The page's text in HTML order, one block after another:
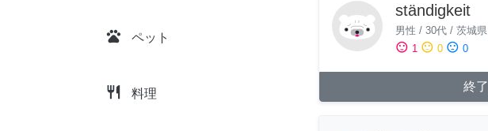
pets ペット
restaurant 料理
ständigkeit
男性 / 30代 / 茨城県
sentiment_satisfied 1 sentiment_neutral 0 sentiment_dissatisfied 0
終了